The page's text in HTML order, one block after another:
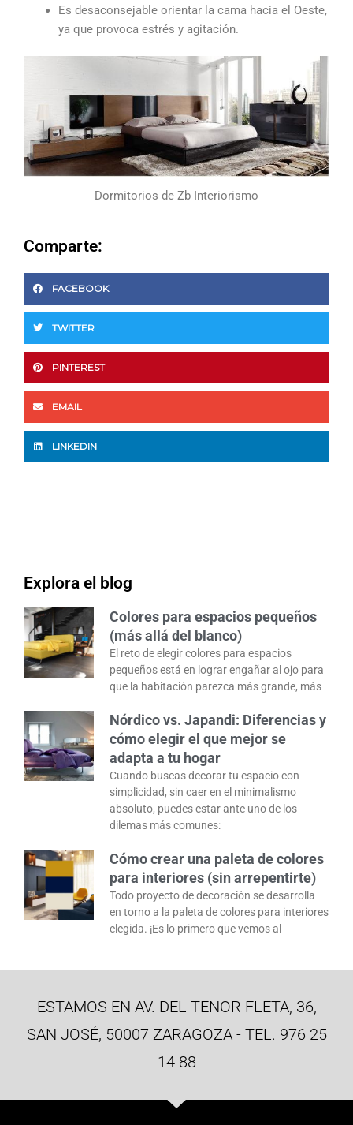
Es desaconsejable orientar la cama hacia el Oeste,
ya que provoca estrés y agitación.
Dormitorios de Zb Interiorismo
Comparte:
FACEBOOK
TWITTER
PINTEREST
EMAIL
LINKEDIN
Explora el blog
Colores para espacios pequeños
(más allá del blanco)
El reto de elegir colores para espacios
pequeños está en lograr engañar al ojo para
que la habitación parezca más grande, más
Nórdico vs. Japandi: Diferencias y
cómo elegir el que mejor se
adapta a tu hogar
Cuando buscas decorar tu espacio con
simplicidad, sin caer en el minimalismo
absoluto, puedes estar ante uno de los
dilemas más comunes:
Cómo crear una paleta de colores
para interiores (sin arrepentirte)
Todo proyecto de decoración se desarrolla
en torno a la paleta de colores para interiores
elegida. ¡Es lo primero que vemos al
ESTAMOS EN AV. DEL TENOR FLETA, 36,
SAN JOSÉ, 50007 ZARAGOZA - TEL. 976 25
14 88